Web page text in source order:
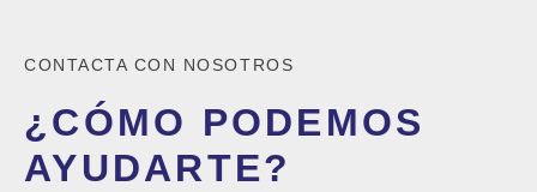
CONTACTA CON NOSOTROS
¿CÓMO PODEMOS
AYUDARTE?